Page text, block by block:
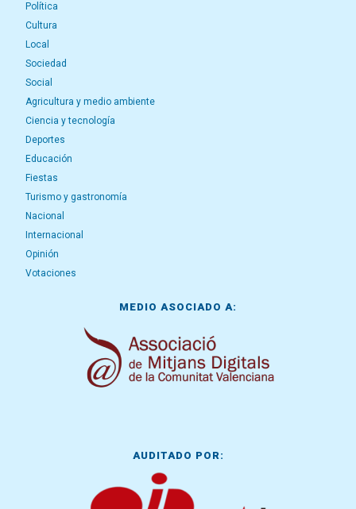
Política
Cultura
Local
Sociedad
Social
Agricultura y medio ambiente
Ciencia y tecnología
Deportes
Educación
Fiestas
Turismo y gastronomía
Nacional
Internacional
Opinión
Votaciones
MEDIO ASOCIADO A:
AUDITADO POR: